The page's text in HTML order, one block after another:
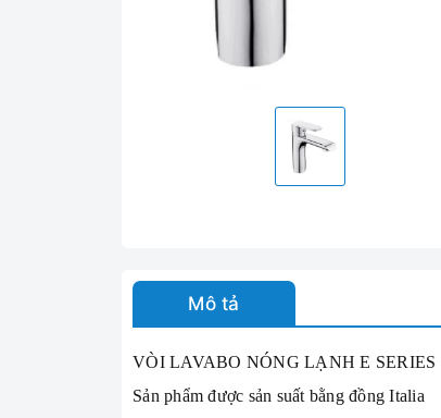
Mô tả
VÒI LAVABO NÓNG LẠNH E SERIES
Sản phẩm được sản suất bằng đồng Italia